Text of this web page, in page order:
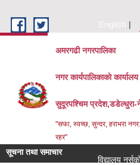
English
अमरगढी नगरपालिका
नगर कार्यपालिकाको कार्यालय
सुदूरपश्चिम प्रदेश,डडेल्धुरा-
"सफा, स्वच्छ, सुन्दर, हराभरा नगर:
रहर"
सूचना तथा समाचार
विद्यालय